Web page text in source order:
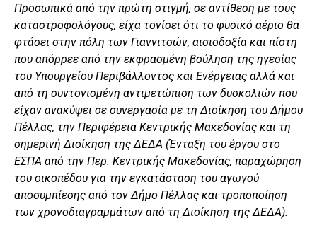
Προσωπικά από την πρώτη στιγμή, σε αντίθεση με τους
καταστροφολόγους, είχα τονίσει ότι το φυσικό αέριο θα
φτάσει στην πόλη των Γιαννιτσών, αισιοδοξία και πίστη
που απόρρεε από την εκφρασμένη βούληση της ηγεσίας
του Υπουργείου Περιβάλλοντος και Ενέργειας αλλά και
από τη συντονισμένη αντιμετώπιση των δυσκολιών που
είχαν ανακύψει σε συνεργασία με τη Διοίκηση του Δήμου
Πέλλας, την Περιφέρεια Κεντρικής Μακεδονίας και τη
σημερινή Διοίκηση της ΔΕΔΑ (Ένταξη του έργου στο
ΕΣΠΑ από την Περ. Κεντρικής Μακεδονίας, παραχώρηση
του οικοπέδου για την εγκατάσταση του αγωγού
αποσυμπίεσης από τον Δήμο Πέλλας και τροποποίηση
των χρονοδιαγραμμάτων από τη Διοίκηση της ΔΕΔΑ).